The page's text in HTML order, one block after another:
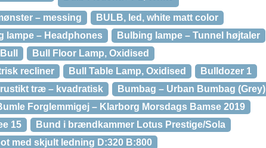
– messing
BULB, led, white matt color
lampe – Headphones
Bulbing lampe – Tunnel højtaler
Bull
Bull Floor Lamp, Oxidised
recliner
Bull Table Lamp, Oxidised
Bulldozer 1
træ – kvadratisk
Bumbag – Urban Bumbag (Grey)
Forglemmigej – Klarborg Morsdags Bamse 2019
15
Bund i brændkammer Lotus Prestige/Sola
med skjult ledning D:320 B:800